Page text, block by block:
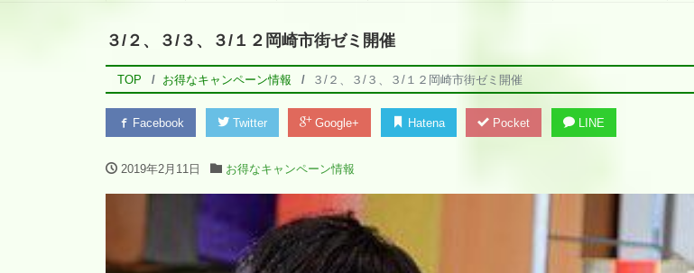
３/２、３/３、３/１２岡崎市街ゼミ開催
TOP お得なキャンペーン情報 ３/２、３/３、３/１２岡崎市街ゼミ開催
Facebook Twitter Google+ Hatena Pocket LINE
2019年2月11日 お得なキャンペーン情報